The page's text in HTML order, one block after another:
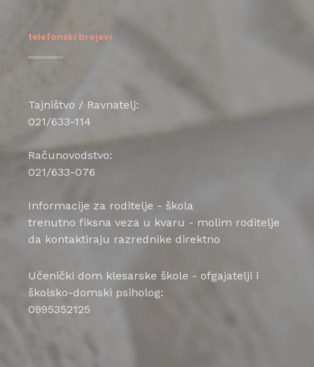
telefonski brojevi
Tajništvo / Ravnatelj:
021/633-114
Računovodstvo:
021/633-076
Informacije za roditelje - škola
trenutno fiksna veza u kvaru - molim roditelje
da kontaktiraju razrednike direktno
Učenički dom klesarske škole - ofgajatelji i
školsko-domski psiholog:
0995352125